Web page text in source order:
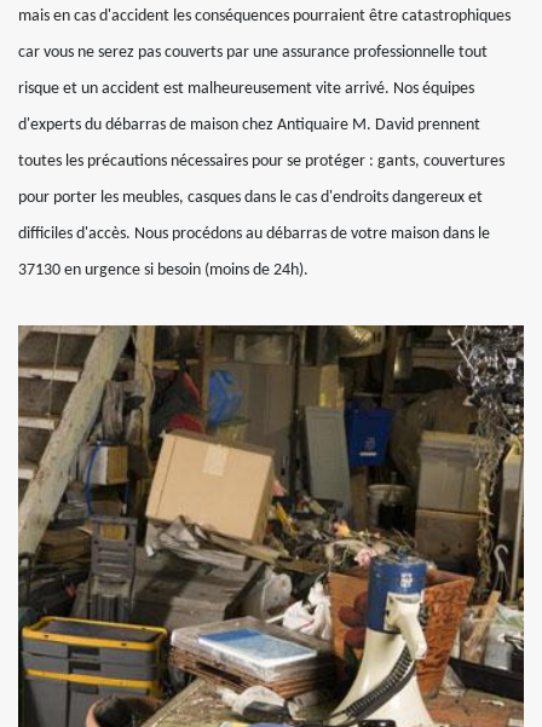
mais en cas d'accident les conséquences pourraient être catastrophiques
car vous ne serez pas couverts par une assurance professionnelle tout
risque et un accident est malheureusement vite arrivé. Nos équipes
d'experts du débarras de maison chez Antiquaire M. David prennent
toutes les précautions nécessaires pour se protéger : gants, couvertures
pour porter les meubles, casques dans le cas d'endroits dangereux et
difficiles d'accès. Nous procédons au débarras de votre maison dans le
37130 en urgence si besoin (moins de 24h).